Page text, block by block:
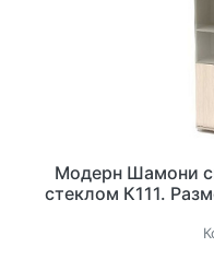
Модерн Шамони
стеклом К111.